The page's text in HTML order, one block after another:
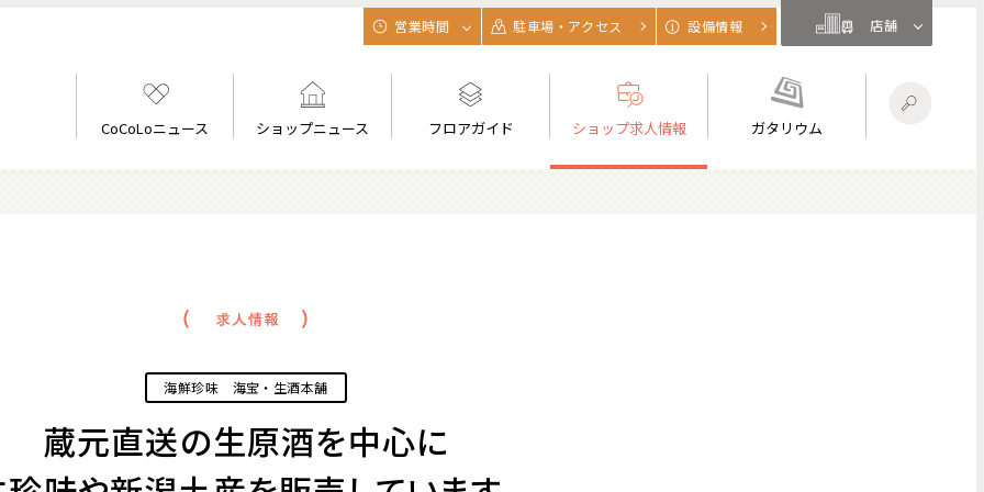
CoCoLoニュース ショップニュース フロアガイド ショップ求人情報 ガタリウム
営業時間 駐車場・アクセス 設備情報 店舗
海鮮珍味 海宝・生酒本舗
蔵元直送の生原酒を中心に